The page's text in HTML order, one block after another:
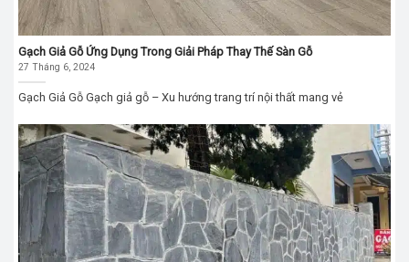
Gạch Giả Gỗ Ứng Dụng Trong Giải Pháp Thay Thế Sàn Gỗ
27 Tháng 6, 2024
Gạch Giả Gỗ Gạch giả gỗ – Xu hướng trang trí nội thất mang vẻ